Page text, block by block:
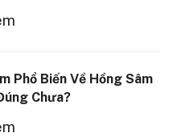
Phổ Biến Về Hồng Sâm
Chưa?